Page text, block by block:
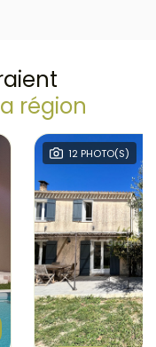
région
14 PHOTO(S)